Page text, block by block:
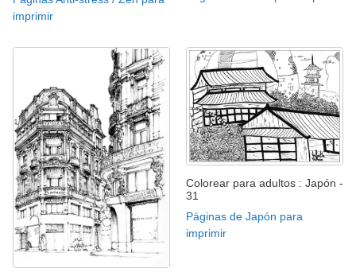
imprimir
Colorear para adultos : Japón -
31
Páginas de Japón para
imprimir